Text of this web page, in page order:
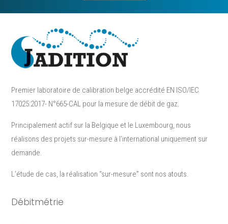
Premier laboratoire de calibration belge accrédité EN ISO/IEC
17025:2017- N°665-CAL pour la mesure de débit de gaz.
Principalement actif sur la Belgique et le Luxembourg, nous
réalisons des projets sur-mesure à l’international uniquement sur
demande.
L’étude de cas, la réalisation “sur-mesure”​ sont nos atouts.
Débitmétrie